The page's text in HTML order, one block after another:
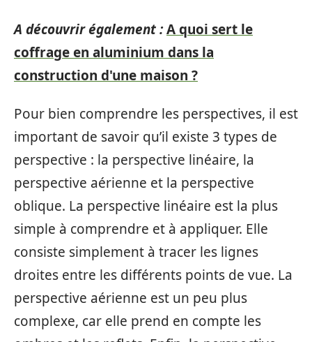
A découvrir également :A quoi sert le
coffrage en aluminium dans la
construction d'une maison ?
Pour bien comprendre les perspectives, il est
important de savoir qu’il existe 3 types de
perspective : la perspective linéaire, la
perspective aérienne et la perspective
oblique. La perspective linéaire est la plus
simple à comprendre et à appliquer. Elle
consiste simplement à tracer les lignes
droites entre les différents points de vue. La
perspective aérienne est un peu plus
complexe, car elle prend en compte les